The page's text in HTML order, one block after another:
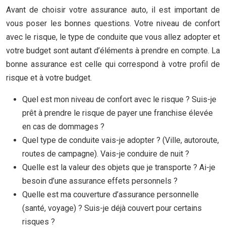
Avant de choisir votre assurance auto, il est important de
vous poser les bonnes questions. Votre niveau de confort
avec le risque, le type de conduite que vous allez adopter et
votre budget sont autant d’éléments à prendre en compte. La
bonne assurance est celle qui correspond à votre profil de
risque et à votre budget.
Quel est mon niveau de confort avec le risque ? Suis-je
prêt à prendre le risque de payer une franchise élevée
en cas de dommages ?
Quel type de conduite vais-je adopter ? (Ville, autoroute,
routes de campagne). Vais-je conduire de nuit ?
Quelle est la valeur des objets que je transporte ? Ai-je
besoin d’une assurance effets personnels ?
Quelle est ma couverture d’assurance personnelle
(santé, voyage) ? Suis-je déjà couvert pour certains
risques ?